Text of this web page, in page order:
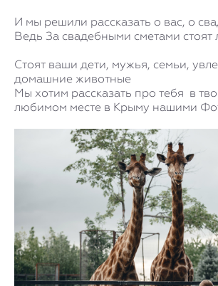
И мы решили рассказать о вас, о
Ведь За свадебными сметами стоят
Стоят ваши дети, мужья, семьи,
домашние животные
Мы хотим рассказать про тебя в
любимом месте в Крыму нашими